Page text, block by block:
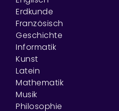
Erdkunde
Französisch
Geschichte
Informatik
Kunst
Latein
Mathematik
Musik
Philosophie